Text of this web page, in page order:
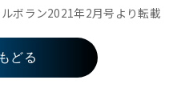
ルボラン2021年2月号より転載
どる